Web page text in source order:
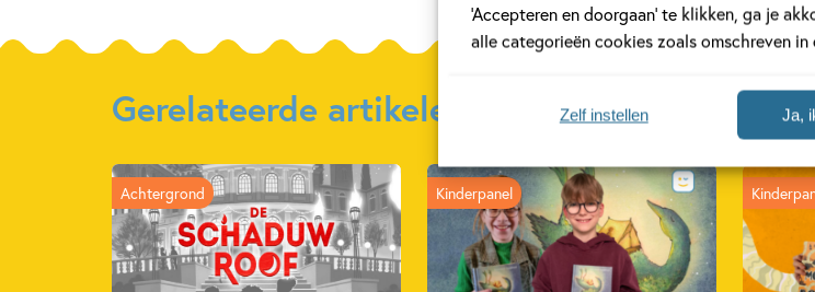
‘Accepteren en doorgaan’ te klikken, ga je
alle categorieën cookies zoals omschreven in
Ja,
Zelf instellen
Gerelateerde artikelen
Achtergrond Kinderpanel